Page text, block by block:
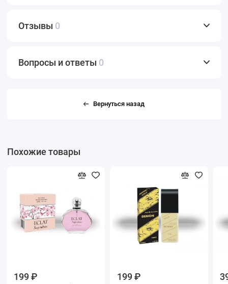
Отзывы 0
Вопросы и ответы 0
Вернуться назад
Похожие товары
199 ₽ 199 ₽